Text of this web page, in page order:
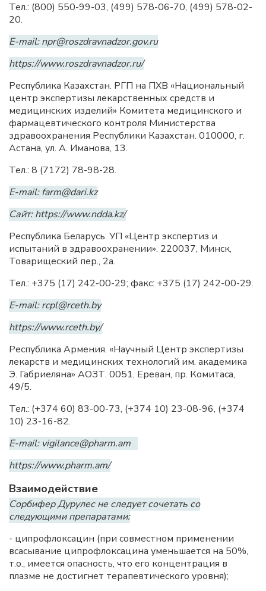
Тел.: (800) 550-99-03, (499) 578-06-70, (499) 578-02-
20.
E-mail: npr@roszdravnadzor.gov.ru
https://www.roszdravnadzor.ru/
Республика Казахстан. РГП на ПХВ «Национальный
центр экспертизы лекарственных средств и
медицинских изделий» Комитета медицинского и
фармацевтического контроля Министерства
здравоохранения Республики Казахстан. 010000, г.
Астана, ул. А. Иманова, 13.
Тел.: 8 (7172) 78-98-28.
E-mail: farm@dari.kz
Сайт: https://www.ndda.kz/
Республика Беларусь. УП «Центр экспертиз и
испытаний в здравоохранении». 220037, Минск,
Товарищеский пер., 2a.
Тел.: +375 (17) 242-00-29; факс: +375 (17) 242-00-29.
E-mail: rcpl@rceth.by
https://www.rceth.by/
Республика Армения. «Научный Центр экспертизы
лекарств и медицинских технологий им. академика
Э. Габриеляна» АОЗТ. 0051, Ереван, пр. Комитаса,
49/5.
Тел.: (+374 60) 83-00-73, (+374 10) 23-08-96, (+374
10) 23-16-82.
E-mail: vigilance@pharm.am
https://www.pharm.am/
Взаимодействие
Сорбифер Дурулес не следует сочетать со
следующими препаратами:
- ципрофлоксацин (при совместном применении
всасывание ципрофлоксацина уменьшается на 50%,
т.о., имеется опасность, что его концентрация в
плазме не достигнет терапевтического уровня);